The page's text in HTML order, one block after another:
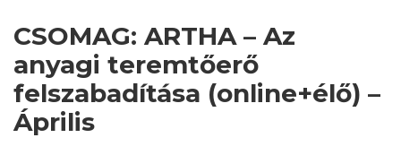
CSOMAG: ARTHA – Az
anyagi teremtőerő
felszabadítása (online+élő) –
Április